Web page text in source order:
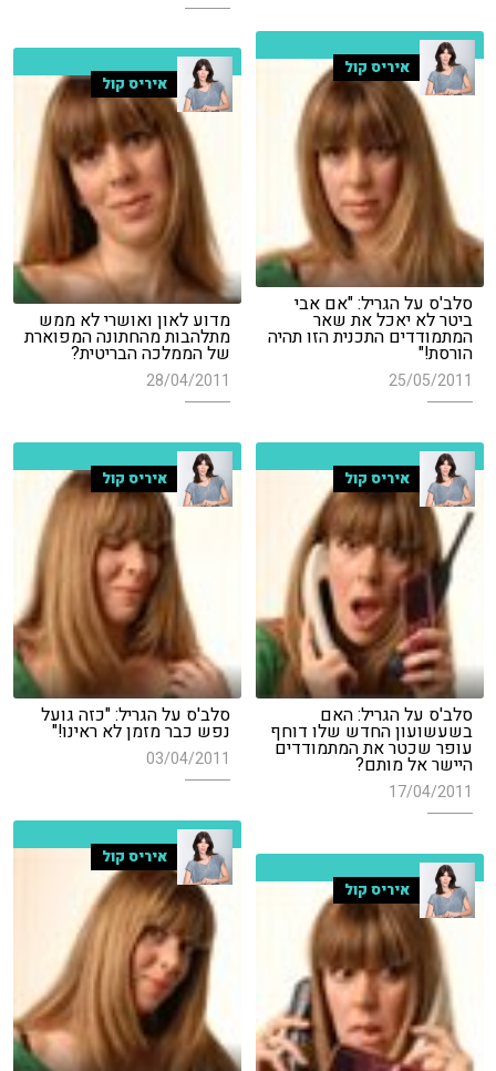
איריס קול
סלב'ס על הגריל: "אם אבי
ביטר לא יאכל את שאר
המתמודדים התכנית הזו תהיה
הורסת!"
25/05/2011
איריס קול
מדוע לאון ואושרי לא ממש
מתלהבות מהחתונה המפוארת
של הממלכה הבריטית?
28/04/2011
איריס קול
סלב'ס על הגריל: האם
בשעשועון החדש שלו דוחף
עופר שכטר את המתמודדים
היישר אל מותם?
17/04/2011
איריס קול
סלב'ס על הגריל: "כזה גועל
נפש כבר מזמן לא ראינו!"
03/04/2011
איריס קול
איריס קול